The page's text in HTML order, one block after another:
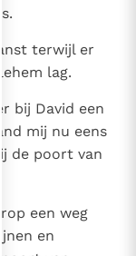
terwijl er
lag.
bij David een
mij nu eens
de poort van
een weg
en